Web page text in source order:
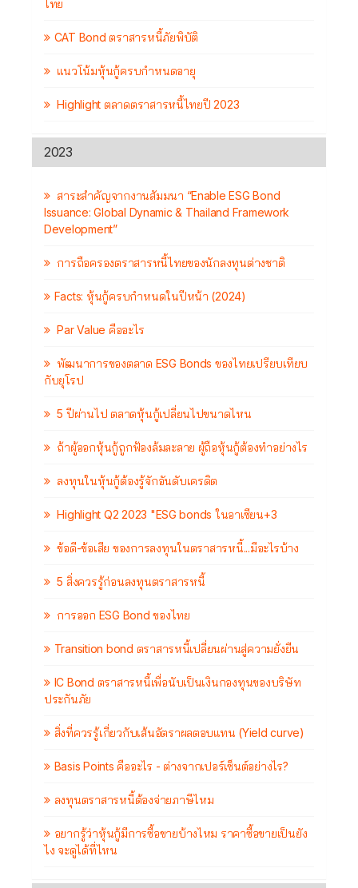
ไทย
CAT Bond ตราสารหนี้ภัยพิบัติ
แนวโน้มหุ้นกู้ครบกำหนดอายุ
Highlight ตลาดตราสารหนี้ไทยปี 2023
2023
สาระสำคัญจากงานสัมมนา “Enable ESG Bond
Issuance: Global Dynamic & Thailand Framework
Development”
การถือครองตราสารหนี้ไทยของนักลงทุนต่างชาติ
Facts: หุ้นกู้ครบกำหนดในปีหน้า (2024)
Par Value คืออะไร
พัฒนาการของตลาด ESG Bonds ของไทยเปรียบเทียบ
กับยุโรป
5 ปีผ่านไป ตลาดหุ้นกู้เปลี่ยนไปขนาดไหน
ถ้าผู้ออกหุ้นกู้ถูกฟ้องล้มละลาย ผู้ถือหุ้นกู้ต้องทำอย่างไร
ลงทุนในหุ้นกู้ต้องรู้จักอันดับเครดิต
Highlight Q2 2023 "ESG bonds ในอาเซียน+3
ข้อดี-ข้อเสีย ของการลงทุนในตราสารหนี้...มีอะไรบ้าง
5 สิ่งควรรู้ก่อนลงทุนตราสารหนี้
การออก ESG Bond ของไทย
Transition bond ตราสารหนี้เปลี่ยนผ่านสู่ความยั่งยืน
IC Bond ตราสารหนี้เพื่อนับเป็นเงินกองทุนของบริษัท
ประกันภัย
สิ่งที่ควรรู้เกี่ยวกับเส้นอัตราผลตอบแทน (Yield curve)
Basis Points คืออะไร - ต่างจากเปอร์เซ็นต์อย่างไร?
ลงทุนตราสารหนี้ต้องจ่ายภาษีไหม
อยากรู้ว่าหุ้นกู้มีการซื้อขายบ้างไหม ราคาซื้อขายเป็นยัง
ไง จะดูได้ที่ไหน